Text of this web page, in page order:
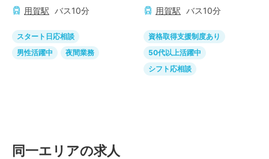
用賀駅 バス10分
スタート日応相談
男性活躍中
夜間業務
用賀駅 バス10分
資格取得支援制度あり
50代以上活躍中
シフト応相談
同一エリアの求人